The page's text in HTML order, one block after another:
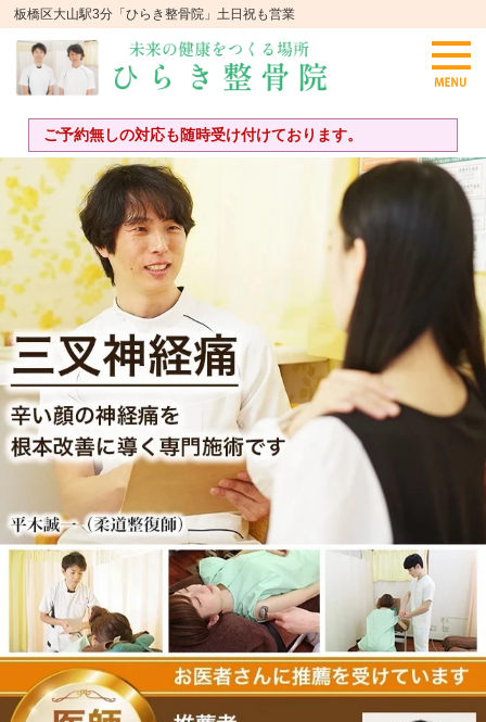
板橋区大山駅3分「ひらき整骨院」土日祝も営業
ご予約無しの対応も随時受け付けております。